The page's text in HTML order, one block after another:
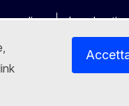
policy Legal notice